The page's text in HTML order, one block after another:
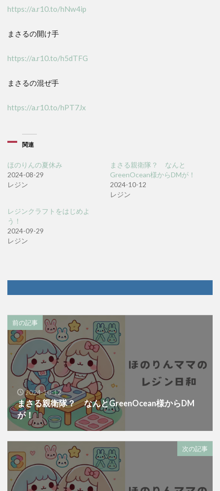
https://a.r10.to/hNw4ip
まさるの開け手
https://a.r10.to/h5dTFG
まさるの混ぜ手
https://a.r10.to/hPT7Jx
関連
ほのりんの夏休み
2024-08-29
レジン
まさる親衛隊？ なんと
GreenOcean様からDMが！
2024-10-12
レジン
レジンクラフトをはじめよ
う！
2024-09-29
レジン
前の記事
2024-10-12
まさる親衛隊？ なんとGreenOcean様からDM
が！
次の記事